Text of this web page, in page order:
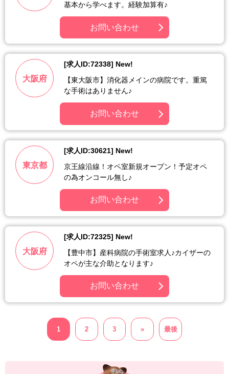
基本から学べます。経験加算有♪
お問い合わせ
大阪府
[求人ID:72338] New!
【東大阪市】消化器メインの病院です。重篤
な手術はありません♪
お問い合わせ
東京都
[求人ID:30621] New!
京王線沿線！オペ室新規オープン！予定オペ
の為オンコール無し♪
お問い合わせ
大阪府
[求人ID:72325] New!
【豊中市】産科病院の手術室求人♪カイザーの
オペが主な介助となります♪
お問い合わせ
1 2 3 » 最後